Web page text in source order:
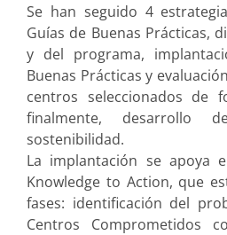
Se han seguido 4
Guías de Buenas Prácticas,
y del programa,
Buenas Prácticas y
centros seleccionados de
finalmente, desarrollo
sostenibilidad.
La implantación se apoya
Knowledge to Action, que
fases: identificación del
Centros Comprometidos